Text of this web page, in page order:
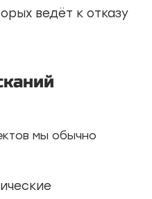
ведёт к отказу
мы обычно